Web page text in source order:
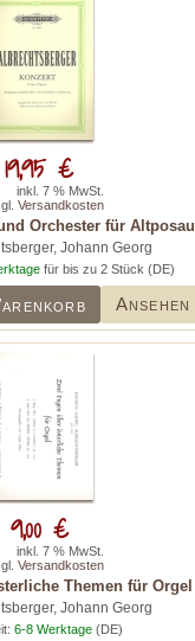
Orchester für
Johann Georg
für bis zu 2 Stück (DE)
Ansehen
19,95 €
inkl. 7 % MwSt.
Versandkosten
Themen für Orgel
Johann Georg
6-8 Werktage(DE)
9,00 €
inkl. 7 % MwSt.
Versandkosten